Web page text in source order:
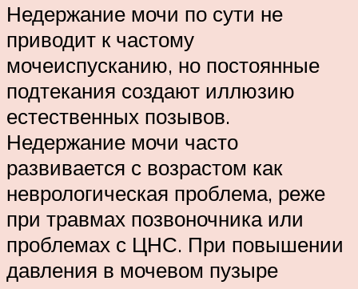
Недержание мочи по сути не
приводит к частому
мочеиспусканию, но постоянные
подтекания создают иллюзию
естественных позывов.
Недержание мочи часто
развивается с возрастом как
неврологическая проблема, реже
при травмах позвоночника или
проблемах с ЦНС. При повышении
давления в мочевом пузыре